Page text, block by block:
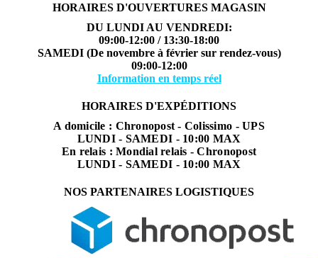
HORAIRES D'OUVERTURES MAGASIN
DU LUNDI AU VENDREDI:
09:00-12:00 / 13:30-18:00
SAMEDI (De novembre à février sur rendez-vous)
09:00-12:00
Information en temps réel
HORAIRES D'EXPÉDITIONS
A domicile : Chronopost - Colissimo - UPS
LUNDI - SAMEDI - 10:00 MAX
En relais : Mondial relais - Chronopost
LUNDI - SAMEDI - 10:00 MAX
NOS PARTENAIRES LOGISTIQUES